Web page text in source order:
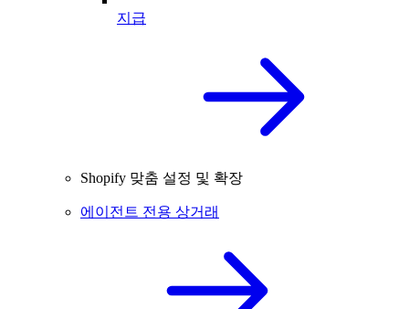
지급
Shopify 맞춤 설정 및 확장
에이전트 전용 상거래